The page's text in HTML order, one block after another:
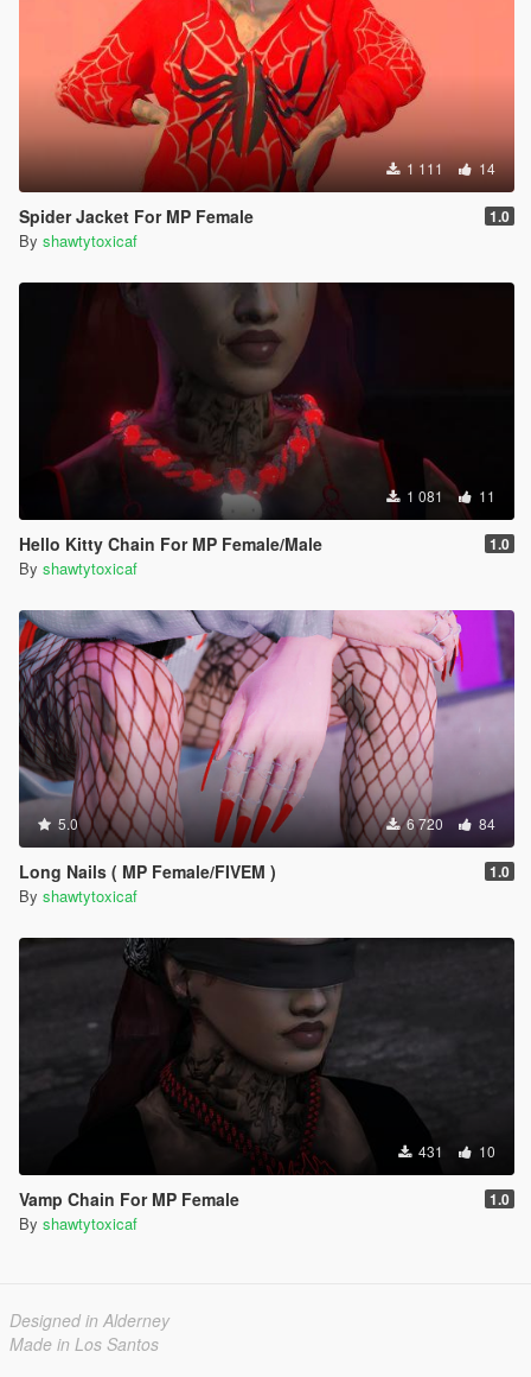
1 111 14
Spider Jacket For MP Female 1.0
By shawtytoxicaf
1 081 11
Hello Kitty Chain For MP Female/Male 1.0
By shawtytoxicaf
5.0 6 720 84
Long Nails ( MP Female/FIVEM ) 1.0
By shawtytoxicaf
431 10
Vamp Chain For MP Female 1.0
By shawtytoxicaf
Designed in Alderney
Made in Los Santos